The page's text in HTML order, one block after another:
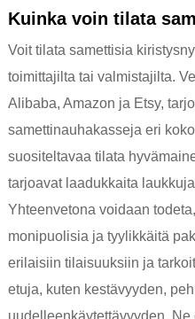
Kuinka voin tilata
Voit tilata samettisia
toimittajilta tai valmistajilta.
Alibaba, Amazon ja Etsy,
samettinauhakasseja eri
suositeltavaa tilata
tarjoavat laadukkaita
Yhteenvetona voidaan
monipuolisia ja tyylikkäitä
erilaisiin tilaisuuksiin ja
etuja, kuten kestävyyden,